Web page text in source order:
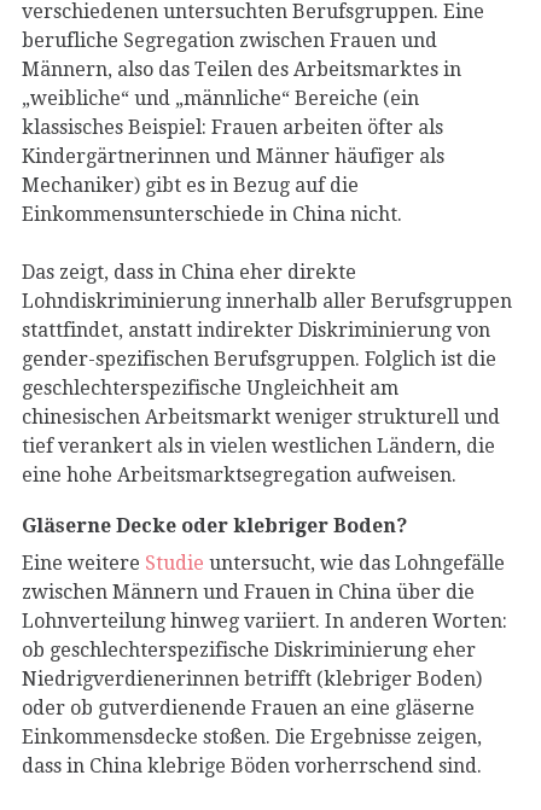
verschiedenen untersuchten Berufsgruppen. Eine
berufliche Segregation zwischen Frauen und
Männern, also das Teilen des Arbeitsmarktes in
„weibliche“ und „männliche“ Bereiche (ein
klassisches Beispiel: Frauen arbeiten öfter als
Kindergärtnerinnen und Männer häufiger als
Mechaniker) gibt es in Bezug auf die
Einkommensunterschiede in China nicht.
Das zeigt, dass in China eher direkte
Lohndiskriminierung innerhalb aller Berufsgruppen
stattfindet, anstatt indirekter Diskriminierung von
gender-spezifischen Berufsgruppen. Folglich ist die
geschlechterspezifische Ungleichheit am
chinesischen Arbeitsmarkt weniger strukturell und
tief verankert als in vielen westlichen Ländern, die
eine hohe Arbeitsmarktsegregation aufweisen.
Gläserne Decke oder klebriger Boden?
Eine weitere Studie untersucht, wie das Lohngefälle
zwischen Männern und Frauen in China über die
Lohnverteilung hinweg variiert. In anderen Worten:
ob geschlechterspezifische Diskriminierung eher
Niedrigverdienerinnen betrifft (klebriger Boden)
oder ob gutverdienende Frauen an eine gläserne
Einkommensdecke stoßen. Die Ergebnisse zeigen,
dass in China klebrige Böden vorherrschend sind.